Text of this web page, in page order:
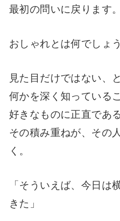
最初の問いに戻ります。
おしゃれとは何でしょう
見た目だけではない、
何かを深く知っているこ
好きなものに正直である
その積み重ねが、その
く。
「そういえば、今日は
きた」